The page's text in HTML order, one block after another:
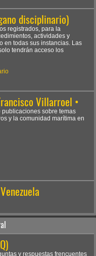
disciplinario)
registrados, para la
actividades y
en todas sus instancias. Las
tendrán acceso los
Villarroel •
publicaciones sobre temas
y la comunidad marítima en
y respuestas frencuentes